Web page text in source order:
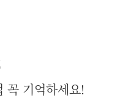
꼭 기억하세요!